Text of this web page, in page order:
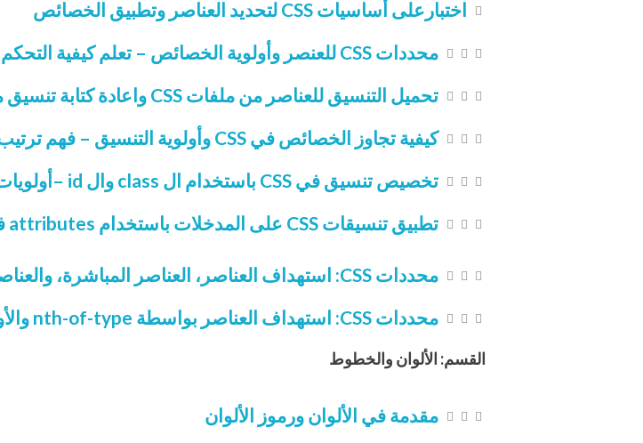
اختبارعلى أساسيات CSS لتحديد العناصر وتطبيق الخصائص
محددات CSS للعنصر وأولوية الخصائص – تعلم كيفية التحكم في تنسيقات العناصر
تحميل التنسيق للعناصر من ملفات CSS واعادة كتابة تنسيق مختلف داخلي
كيفية تجاوز الخصائص في CSS وأولوية التنسيق – فهم ترتيب تطبيق التنسيقات
تخصيص تنسيق في CSS باستخدام ال class وال id –أولويات التنسيق
تطبيق تنسيقات CSS على المدخلات باستخدام attributes في HTML
محددات CSS: استهداف العناصر، العناصر المباشرة، والعناصر المحددة
محددات CSS: استهداف العناصر بواسطة nth-of-type والأول والأخير من نوعه
القسم: الألوان والخطوط
مقدمة في الألوان ورموز الألوان